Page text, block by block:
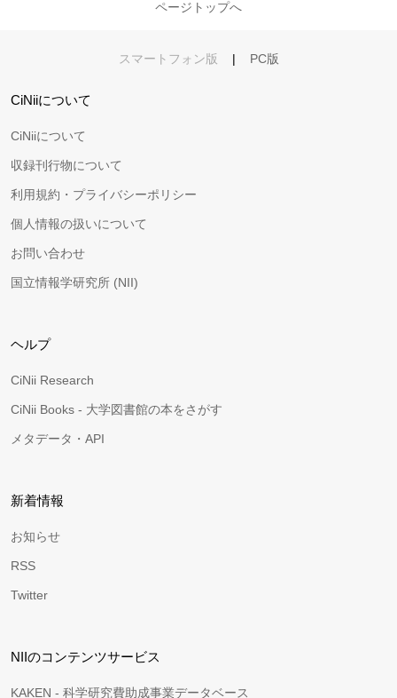
ページトップへ
スマートフォン版 | PC版
CiNiiについて
CiNiiについて
収録刊行物について
利用規約・プライバシーポリシー
個人情報の扱いについて
お問い合わせ
国立情報学研究所 (NII)
ヘルプ
CiNii Research
CiNii Books - 大学図書館の本をさがす
メタデータ・API
新着情報
お知らせ
RSS
Twitter
NIIのコンテンツサービス
KAKEN - 科学研究費助成事業データベース